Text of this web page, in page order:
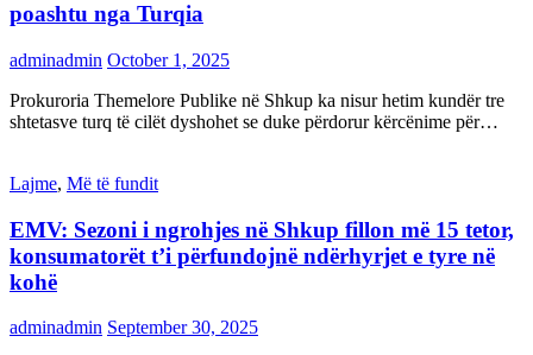
poashtu nga Turqia
adminadmin October 1, 2025
Prokuroria Themelore Publike në Shkup ka nisur hetim kundër tre
shtetasve turq të cilët dyshohet se duke përdorur kërcënime për…
Lajme, Më të fundit
EMV: Sezoni i ngrohjes në Shkup fillon më 15 tetor,
konsumatorët t’i përfundojnë ndërhyrjet e tyre në
kohë
adminadmin September 30, 2025